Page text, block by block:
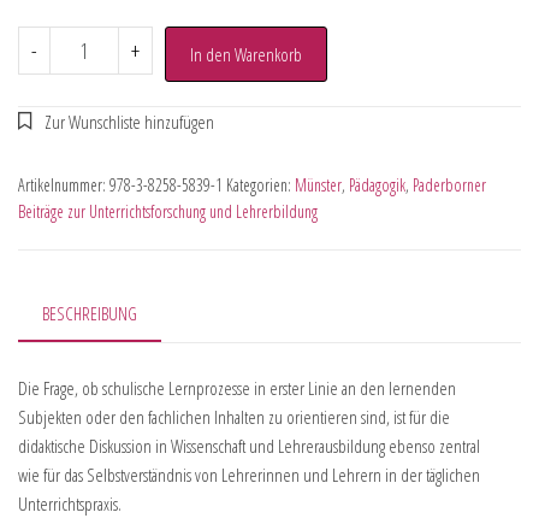
- + In den Warenkorb
Artikelnummer: 978-3-8258-5839-1 Kategorien: Münster, Pädagogik, Paderborner
Beiträge zur Unterrichtsforschung und Lehrerbildung
BESCHREIBUNG
Die Frage, ob schulische Lernprozesse in erster Linie an den lernenden
Subjekten oder den fachlichen Inhalten zu orientieren sind, ist für die
didaktische Diskussion in Wissenschaft und Lehrerausbildung ebenso zentral
wie für das Selbstverständnis von Lehrerinnen und Lehrern in der täglichen
Unterrichtspraxis.